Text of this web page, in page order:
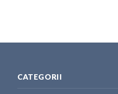
CATEGORII